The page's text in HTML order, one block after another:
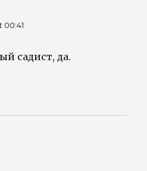
00:41
садист, да.